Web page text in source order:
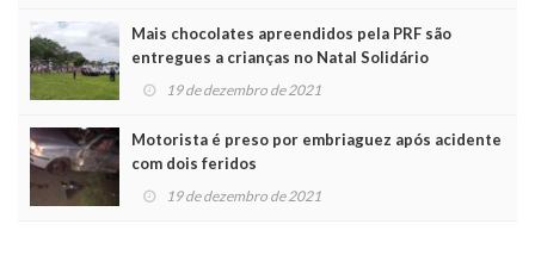
Mais chocolates apreendidos pela PRF são
entregues a crianças no Natal Solidário
19 de dezembro de 2021
Motorista é preso por embriaguez após acidente
com dois feridos
19 de dezembro de 2021